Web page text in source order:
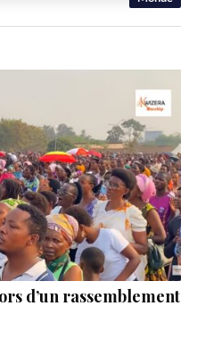
d’un rassemblement